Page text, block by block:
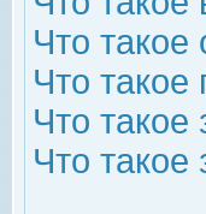
Что такое
Что
Что
Что такое